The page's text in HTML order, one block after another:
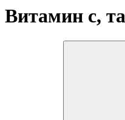
Витамин с,